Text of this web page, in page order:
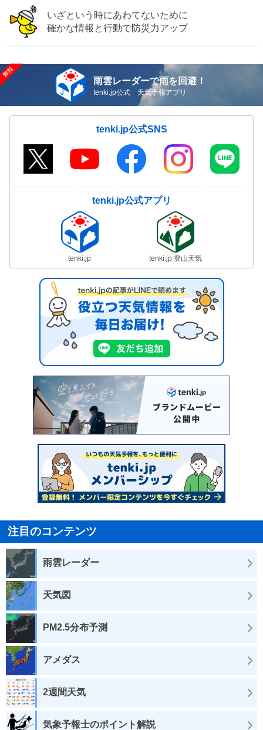
いざという時にあわてないために
確かな情報と行動で防災力アップ
雨雲レーダーで雨を回避！
tenki.jp公式 天気予報アプリ
tenki.jp公式SNS
tenki.jp公式アプリ
tenki.jp tenki.jp 登山天気
注目のコンテンツ
雨雲レーダー
天気図
PM2.5分布予測
アメダス
2週間天気
気象予報士のポイント解説